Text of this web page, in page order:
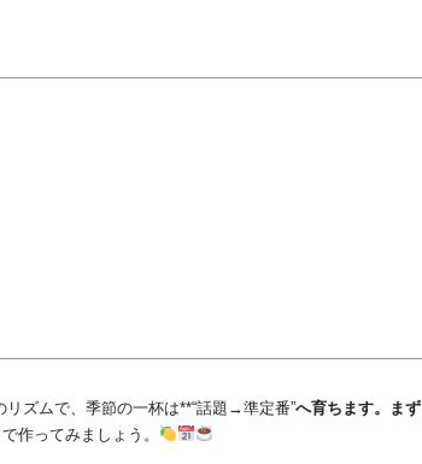
リズムで、季節の一杯は**“話題→準定番”へ育ちます。まず
作ってみましょう。